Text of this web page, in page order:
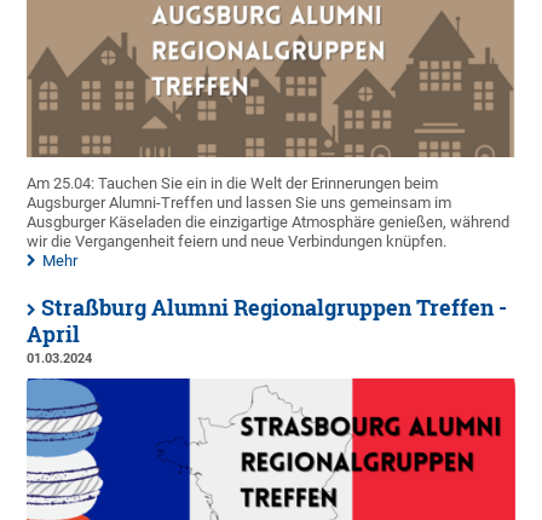
Am 25.04: Tauchen Sie ein in die Welt der Erinnerungen beim
Augsburger Alumni-Treffen und lassen Sie uns gemeinsam im
Ausgburger Käseladen die einzigartige Atmosphäre genießen, während
wir die Vergangenheit feiern und neue Verbindungen knüpfen.
Mehr
Straßburg Alumni Regionalgruppen Treffen -
April
01.03.2024